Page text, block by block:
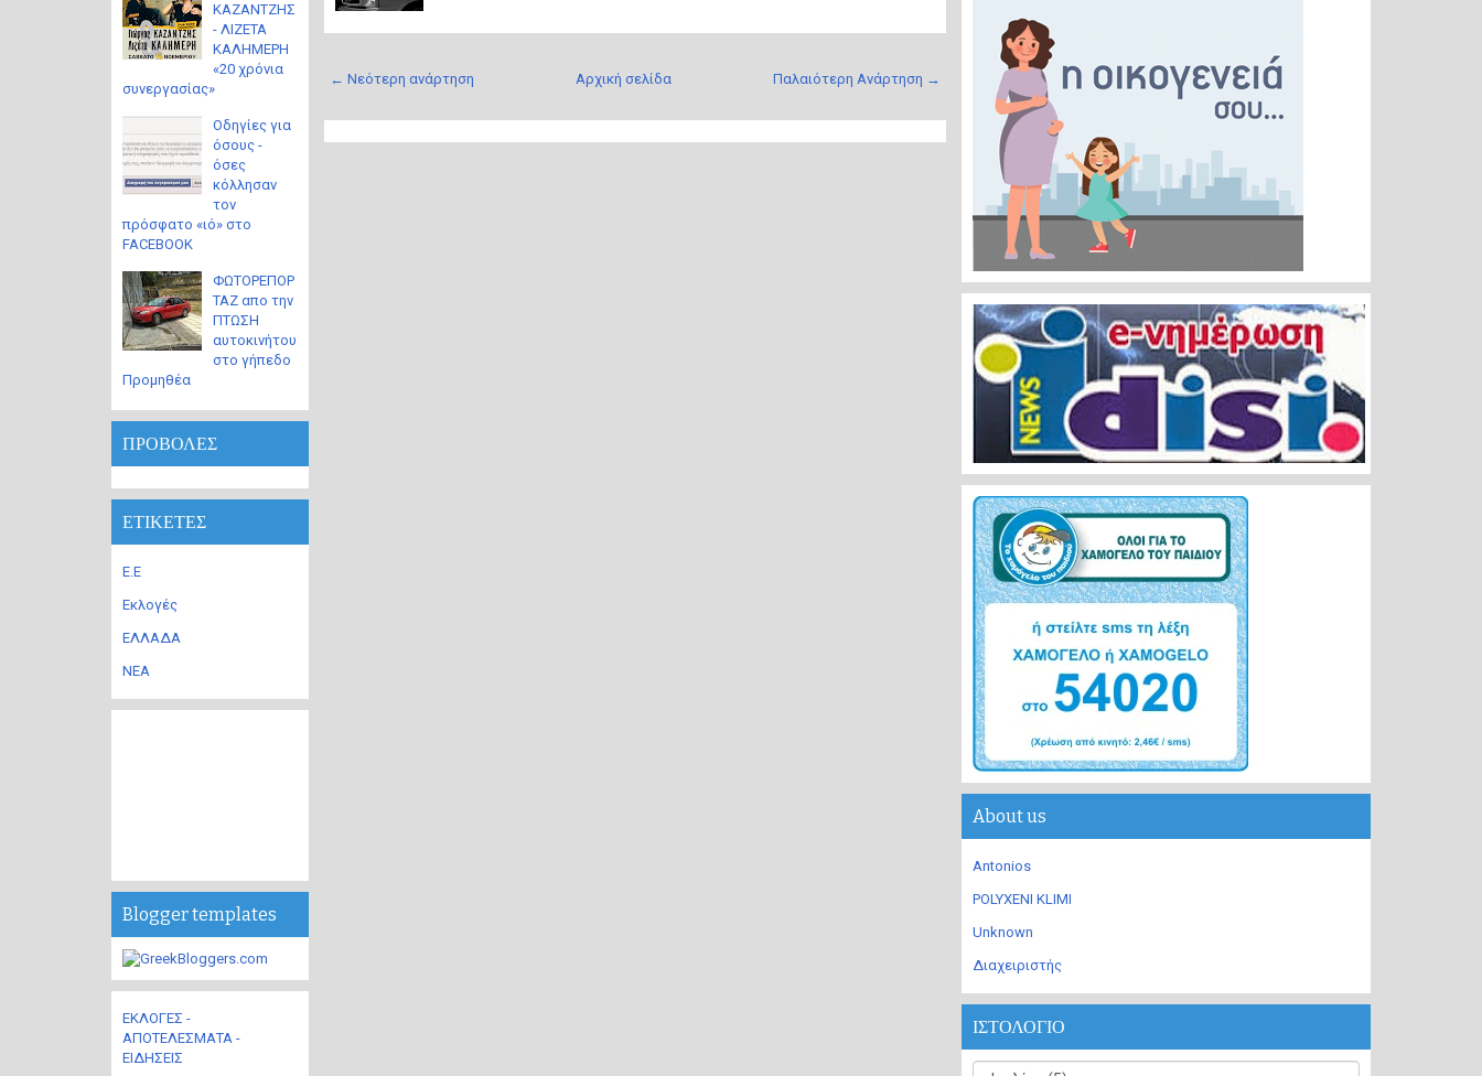
← Νεότερη ανάρτηση Παλαιότερη Ανάρτηση →
Αρχική σελίδα
ΚΑΖΑΝΤΖΗΣ
- ΛΙΖΕΤΑ
ΚΑΛΗΜΕΡΗ
«20 χρόνια
συνεργασίας»
Οδηγίες για
όσους -
όσες
κόλλησαν
τον
πρόσφατο «ιό» στο
FACEBOOK
ΦΩΤΟΡΕΠΟΡ
ΤΑΖ απο την
ΠΤΩΣΗ
αυτοκινήτου
στο γήπεδο
Προμηθέα
ΠΡΟΒΟΛΕΣ
ΕΤΙΚΕΤΕΣ
Ε.Ε
Εκλογές
ΕΛΛΑΔΑ
ΝΕΑ
Blogger templates
ΕΚΛΟΓΕΣ -
ΑΠΟΤΕΛΕΣΜΑΤΑ -
ΕΙΔΗΣΕΙΣ
About us
Antonios
POLYXENI KLIMI
Unknown
Διαχειριστής
ΙΣΤΟΛΟΓΙΟ